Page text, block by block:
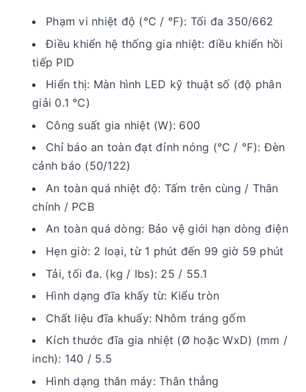
Phạm vi nhiệt độ (℃ / ℉): Tối đa 350/662
Điều khiển hệ thống gia nhiệt: điều khiển hồi
tiếp PID
Hiển thị: Màn hình LED kỹ thuật số (độ phân
giải 0.1 ℃)
Công suất gia nhiệt (W): 600
Chỉ báo an toàn đạt đỉnh nóng (℃ / ℉): Đèn
cảnh báo (50/122)
An toàn quá nhiệt độ: Tấm trên cùng / Thân
chính / PCB
An toàn quá dòng: Bảo vệ giới hạn dòng điện
Hẹn giờ: 2 loại, từ 1 phút đến 99 giờ 59 phút
Tải, tối đa. (kg / Ibs): 25 / 55.1
Hình dạng đĩa khấy từ: Kiểu tròn
Chất liệu đĩa khuấy: Nhôm tráng gốm
Kích thước đĩa gia nhiệt (Ø hoặc WxD) (mm /
inch): 140 / 5.5
Hình dạng thân máy: Thân thẳng